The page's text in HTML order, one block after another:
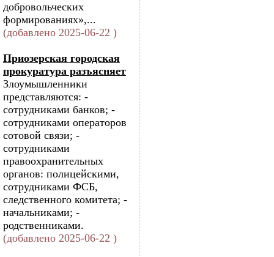
добровольческих
формированиях»,...
(добавлено 2025-06-22 )
Приозерская городская
прокуратура разъясняет
Злоумышленники
представляются: -
сотрудниками банков; -
сотрудниками операторов
сотовой связи; -
сотрудниками
правоохранительных
органов: полицейскими,
сотрудниками ФСБ,
следственного комитета; -
начальниками; -
родственниками.
(добавлено 2025-06-22 )